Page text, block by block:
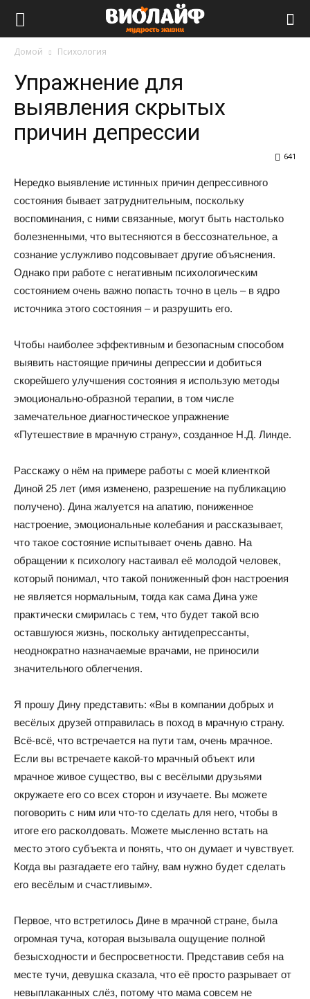
Домой Психология
Упражнение для
выявления скрытых
причин депрессии
641
Нередко выявление истинных причин депрессивного
состояния бывает затруднительным, поскольку
воспоминания, с ними связанные, могут быть настолько
болезненными, что вытесняются в бессознательное, а
сознание услужливо подсовывает другие объяснения.
Однако при работе с негативным психологическим
состоянием очень важно попасть точно в цель – в ядро
источника этого состояния – и разрушить его.
Чтобы наиболее эффективным и безопасным способом
выявить настоящие причины депрессии и добиться
скорейшего улучшения состояния я использую методы
эмоционально-образной терапии, в том числе
замечательное диагностическое упражнение
«Путешествие в мрачную страну», созданное Н.Д. Линде.
Расскажу о нём на примере работы с моей клиенткой
Диной 25 лет (имя изменено, разрешение на публикацию
получено). Дина жалуется на апатию, пониженное
настроение, эмоциональные колебания и рассказывает,
что такое состояние испытывает очень давно. На
обращении к психологу настаивал её молодой человек,
который понимал, что такой пониженный фон настроения
не является нормальным, тогда как сама Дина уже
практически смирилась с тем, что будет такой всю
оставшуюся жизнь, поскольку антидепрессанты,
неоднократно назначаемые врачами, не приносили
значительного облегчения.
Я прошу Дину представить: «Вы в компании добрых и
весёлых друзей отправилась в поход в мрачную страну.
Всё-всё, что встречается на пути там, очень мрачное.
Если вы встречаете какой-то мрачный объект или
мрачное живое существо, вы с весёлыми друзьями
окружаете его со всех сторон и изучаете. Вы можете
поговорить с ним или что-то сделать для него, чтобы в
итоге его расколдовать. Можете мысленно встать на
место этого субъекта и понять, что он думает и чувствует.
Когда вы разгадаете его тайну, вам нужно будет сделать
его весёлым и счастливым».
Первое, что встретилось Дине в мрачной стране, была
огромная туча, которая вызывала ощущение полной
безысходности и беспросветности. Представив себя на
месте тучи, девушка сказала, что её просто разрывает от
невыплаканных слёз, потому что мама совсем не